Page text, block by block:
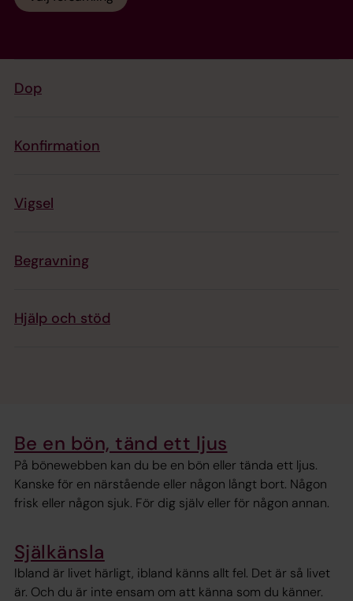
Dop
Konfirmation
Vigsel
Begravning
Hjälp och stöd
Be en bön, tänd ett ljus
På bönewebben kan du be en bön eller tända ett ljus.
Kanske för en närstående eller någon långt bort. Någon
frisk eller någon sjuk. För dig själv eller för någon annan.
Själkänsla
Ibland är livet härligt, ibland känns allt fel. Det är så livet
är. Och du är inte ensam om att känna som du känner.